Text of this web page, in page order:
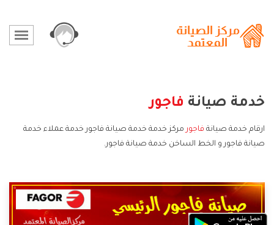
خدمة صيانة فاجور
ارقام خدمة صيانة فاجور مركز خدمة خدمة صيانة فاجور خدمة عملاء خدمة
صيانة فاجور و الخط الساخن خدمة صيانة فاجور.